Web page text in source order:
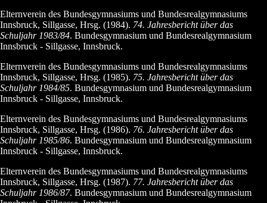
Elternverein des Bundesgymnasiums und Bundesrealgymnasiums
Innsbruck, Sillgasse, Hrsg. (1984). 74. Jahresbericht über das
Schuljahr 1983/84. Bundesgymnasium und Bundesrealgymnasium
Innsbruck - Sillgasse, Innsbruck.
Elternverein des Bundesgymnasiums und Bundesrealgymnasiums
Innsbruck, Sillgasse, Hrsg. (1985). 75. Jahresbericht über das
Schuljahr 1984/85. Bundesgymnasium und Bundesrealgymnasium
Innsbruck - Sillgasse, Innsbruck.
Elternverein des Bundesgymnasiums und Bundesrealgymnasiums
Innsbruck, Sillgasse, Hrsg. (1986). 76. Jahresbericht über das
Schuljahr 1985/86. Bundesgymnasium und Bundesrealgymnasium
Innsbruck - Sillgasse, Innsbruck.
Elternverein des Bundesgymnasiums und Bundesrealgymnasiums
Innsbruck, Sillgasse, Hrsg. (1987). 77. Jahresbericht über das
Schuljahr 1986/87. Bundesgymnasium und Bundesrealgymnasium